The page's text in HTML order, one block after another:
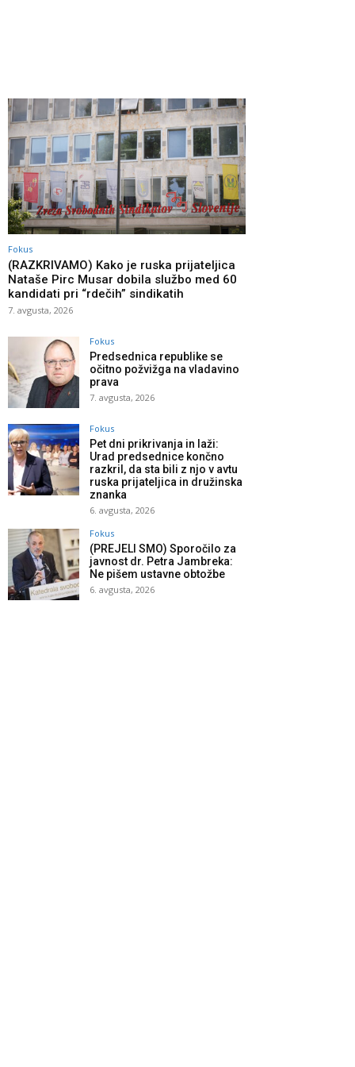
Fokus
(RAZKRIVAMO) Kako je ruska prijateljica
Nataše Pirc Musar dobila službo med 60
kandidati pri “rdečih” sindikatih
7. avgusta, 2026
Fokus
Predsednica republike se
očitno požvižga na vladavino
prava
7. avgusta, 2026
Fokus
Pet dni prikrivanja in laži:
Urad predsednice končno
razkril, da sta bili z njo v avtu
ruska prijateljica in družinska
znanka
6. avgusta, 2026
Fokus
(PREJELI SMO) Sporočilo za
javnost dr. Petra Jambreka:
Ne pišem ustavne obtožbe
6. avgusta, 2026